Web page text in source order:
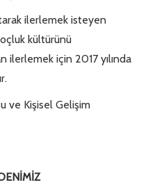
ilerlemek isteyen
kültürünü
ilerlemek için 2017 yılında
ve Kişisel Gelişim